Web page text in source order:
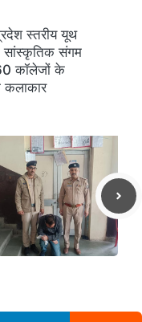
स्तरीय यूथ
सांस्कृतिक संगम
कॉलेजों के
कलाकार